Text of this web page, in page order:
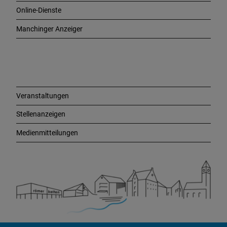
Online-Dienste
Manchinger Anzeiger
Veranstaltungen
Stellenanzeigen
Medienmitteilungen